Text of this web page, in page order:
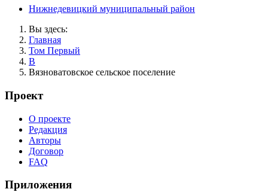
Нижнедевицкий муниципальный район
Вы здесь:
Главная
Том Первый
В
Вязноватовское сельское поселение
Проект
О проекте
Редакция
Авторы
Договор
FAQ
Приложения